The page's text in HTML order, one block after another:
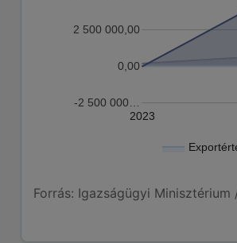
2023
-2 500 000…
0,00
2 500 000,00
Forrás: Igazságügyi